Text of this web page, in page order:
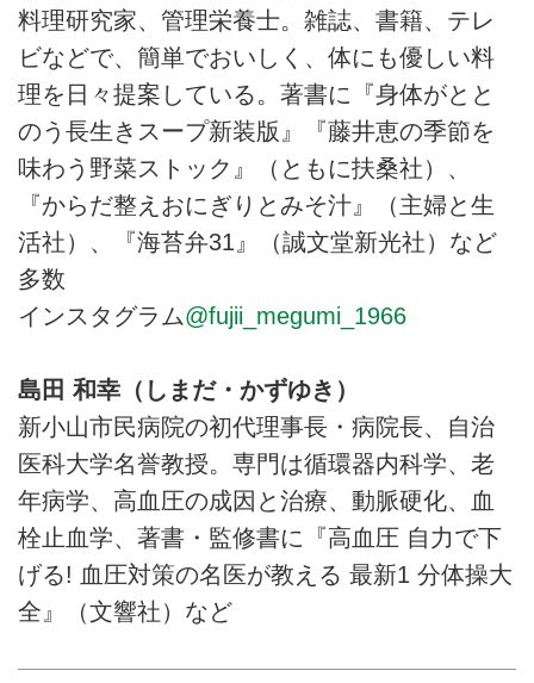
料理研究家、管理栄養士。雑誌、書籍、テレ
ビなどで、簡単でおいしく、体にも優しい料
理を日々提案している。著書に『身体がとと
のう長生きスープ新装版』『藤井恵の季節を
味わう野菜ストック』（ともに扶桑社）、
『からだ整えおにぎりとみそ汁』（主婦と生
活社）、『海苔弁31』（誠文堂新光社）など
多数
インスタグラム@fujii_megumi_1966
島田 和幸（しまだ・かずゆき）
新小山市民病院の初代理事長・病院長、自治
医科大学名誉教授。専門は循環器内科学、老
年病学、高血圧の成因と治療、動脈硬化、血
栓止血学、著書・監修書に『高血圧 自力で下
げる! 血圧対策の名医が教える 最新1 分体操大
全』（文響社）など